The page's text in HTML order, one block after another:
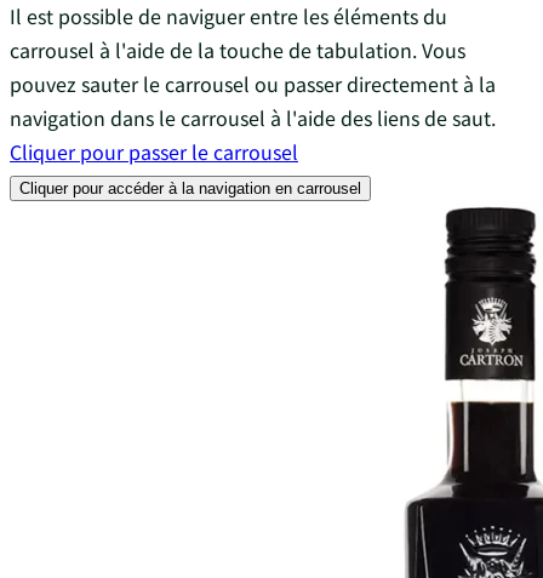
Il est possible de naviguer entre les éléments du
carrousel à l'aide de la touche de tabulation. Vous
pouvez sauter le carrousel ou passer directement à la
navigation dans le carrousel à l'aide des liens de saut.
Cliquer pour passer le carrousel
Cliquer pour accéder à la navigation en carrousel